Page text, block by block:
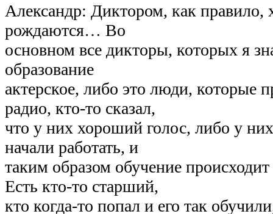
Александр: Диктором, как правило,
рождаются… Во
основном все дикторы, которых я
образование
актерское, либо это люди, которые
радио, кто-то сказал,
что у них хороший голос, либо у
начали работать, и
таким образом обучение
Есть кто-то старший,
кто когда-то попал и его так